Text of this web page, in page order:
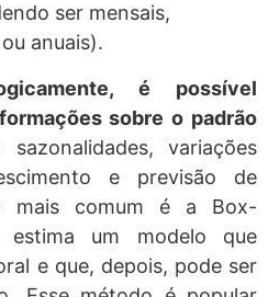
ser mensais,
anuais).
é possível
sobre o padrão
variações
e previsão de
mais comum é a Box-
um modelo que
e que, depois, pode ser